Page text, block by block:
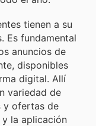
tienen a su
Es fundamental
anuncios de
disponibles
digital. Allí
variedad de
y ofertas de
la aplicación